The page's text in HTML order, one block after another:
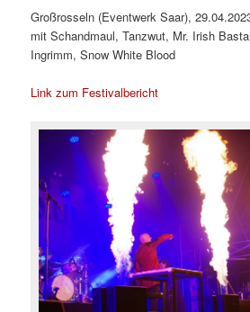
Großrosseln (Eventwerk Saar),
mit Schandmaul, Tanzwut, Mr. Irish
Ingrimm, Snow White Blood
Link zum Festivalbericht